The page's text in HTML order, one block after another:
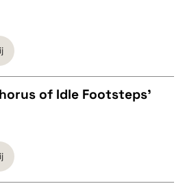
of Idle Footsteps'